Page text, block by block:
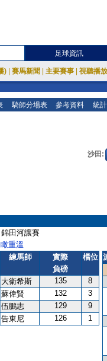
足球資訊
) 賽馬新聞 主要賽事 視聽播
騎師分場表 參考資料 統
沙田:
田河讓賽
重溫
練馬師
實際
負磅
檔位
大衛希斯 135
8
蘇偉賢 132
3
伍鵬志 129
9
告東尼 126 1